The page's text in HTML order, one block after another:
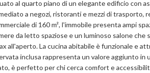
al quarto piano di un elegante edificio con
a negozi, ristoranti e mezzi di trasporto,
di 160 m², l'immobile presenta ampi
da letto spaziose e un luminoso salone
all'aperto. La cucina abitabile è funzionale e
inclusa rappresenta un valore aggiunto
è perfetto per chi cerca comfort e